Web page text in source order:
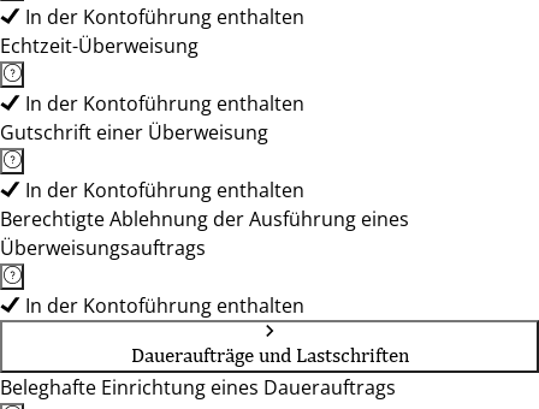
In der Kontoführung enthalten
Echtzeit-Überweisung
In der Kontoführung enthalten
Gutschrift einer Überweisung
In der Kontoführung enthalten
Berechtigte Ablehnung der Ausführung eines
Überweisungsauftrags
In der Kontoführung enthalten
Daueraufträge und Lastschriften
Beleghafte Einrichtung eines Dauerauftrags